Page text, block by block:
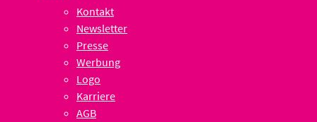
Kontakt
Newsletter
Presse
Werbung
Logo
Karriere
AGB